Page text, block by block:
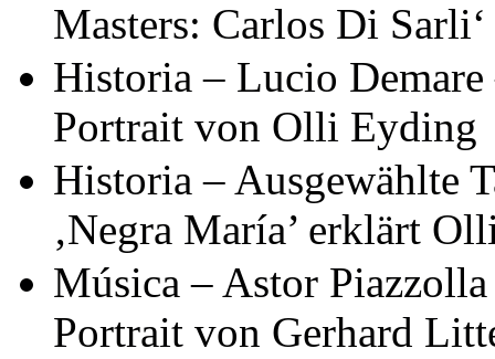
Masters: Carlos Di
Historia – Lucio
Portrait von Olli Eyding
Historia – Ausgewählte
‚Negra María’ erklärt
Música – Astor
Portrait von Gerhard